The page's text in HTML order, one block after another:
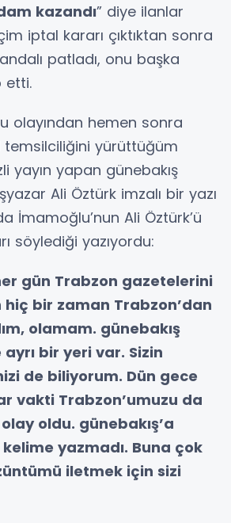
kazandı” diye ilanlar
iptal kararı çıktıktan sonra
patladı, onu başka
etti.
olayından hemen sonra
temsilciliğini yürüttüğüm
yayın yapan günebakış
Ali Öztürk imzalı bir yazı
İmamoğlu’nun Ali Öztürk’ü
söylediği yazıyordu:
gün Trabzon gazetelerini
hiç bir zaman Trabzon’dan
olamam. günebakış
bir yeri var. Sizin
de biliyorum. Dün gece
vakti Trabzon’umuzu da
oldu. günebakış’a
yazmadı. Buna çok
iletmek için sizi